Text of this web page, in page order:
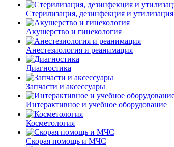
Стерилизация, дезинфекция и утилизация
Акушерство и гинекология
Анестезиология и реанимация
Диагностика
Запчасти и аксессуары
Интерактивное и учебное оборудование
Косметология
Скорая помощь и МЧС